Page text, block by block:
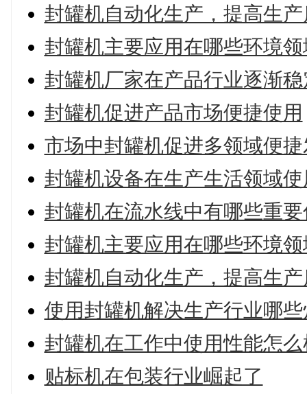
封罐机自动化生产，提高生
封罐机主要应用在哪些环境
封罐机厂家在产品行业逐渐
封罐机促进产品市场便捷使用
市场中封罐机促进多领域便
封罐机设备在生产生活领域
封罐机在流水线中有哪些重
封罐机主要应用在哪些环境
封罐机自动化生产，提高生
使用封罐机解决生产行业哪
封罐机在工作中使用性能怎
贴标机在包装行业崛起了